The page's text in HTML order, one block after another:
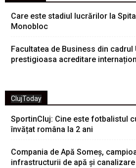
Care este stadiul lucrărilor la
Monobloc
Facultatea de Business din cadrul
prestigioasa acreditare
ClujToday
SportinCluj: Cine este fotbalistul
învățat româna la 2 ani
Compania de Apă Someș,
infrastructurii de apă și canalizare